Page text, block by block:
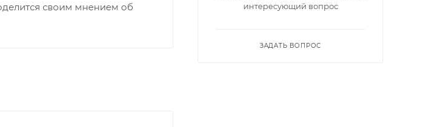
своим мнением об
интересующий вопрос
ЗАДАТЬ ВОПРОС